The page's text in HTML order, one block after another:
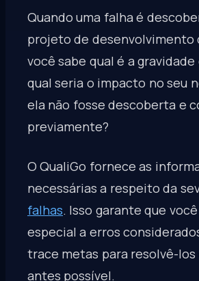
Quando uma falha é
projeto de desenvolvimento
você sabe qual é a gravidade
qual seria o impacto no seu
ela não fosse descoberta e
previamente?
O QualiGo fornece as
necessárias a respeito da
falhas. Isso garante que
especial a erros
trace metas para resolvê-los
antes possível.